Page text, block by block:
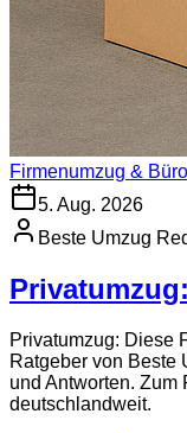
Firmenumzug &
5. Aug. 2026
Beste Umzug
Privatumzug: Diese
Ratgeber von Beste
und Antworten. Zum
deutschlandweit.